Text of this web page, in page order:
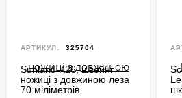
АРТИКУЛ: 325704
Sunland K26, швейні
ножиці з довжиною леза
70 міліметрів